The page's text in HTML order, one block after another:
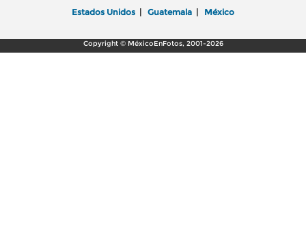
Estados Unidos | Guatemala | México
Copyright © MéxicoEnFotos, 2001-2026